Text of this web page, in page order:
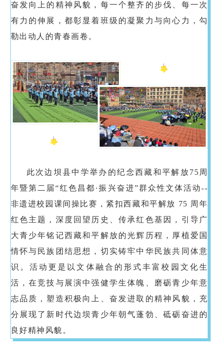
奋发向上的精神风貌，每一个整齐的步伐、每一次
有力的伸展，都彰显着班级的凝聚力与向心力，勾
勒出动人的青春画卷。
此次边坝县中学举办的纪念西藏和平解放75周
年暨第二届“红色昌都·振兴奋进”群众性文体活动--
非遗进校园课间操比赛，紧扣西藏和平解放 75 周年
红色主题，深度回望历史、传承红色基因，引导广
大青少年铭记西藏和平解放的光辉历程，厚植爱国
情怀与民族团结思想，切实铸牢中华民族共同体意
识。活动更是以文体融合的形式丰富校园文化生
活，在竞技与展演中强健学生体魄、磨砺青少年意
志品质，塑造积极向上、奋发进取的精神风貌，充
分展现了新时代边坝青少年朝气蓬勃、砥砺奋进的
良好精神风貌。